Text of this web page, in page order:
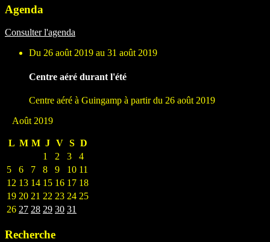
Agenda
Consulter l'agenda
Du 26 août 2019 au 31 août 2019
Centre aéré durant l'été
Centre aéré à Guingamp à partir du 26 août 2019
Août 2019
L M M J V S D
1
2 3
4
5
6 7 8 9 10 11
12 13 14 15 16 17 18
19 20 21 22 23 24 25
26 27 28 29 30 31
Recherche